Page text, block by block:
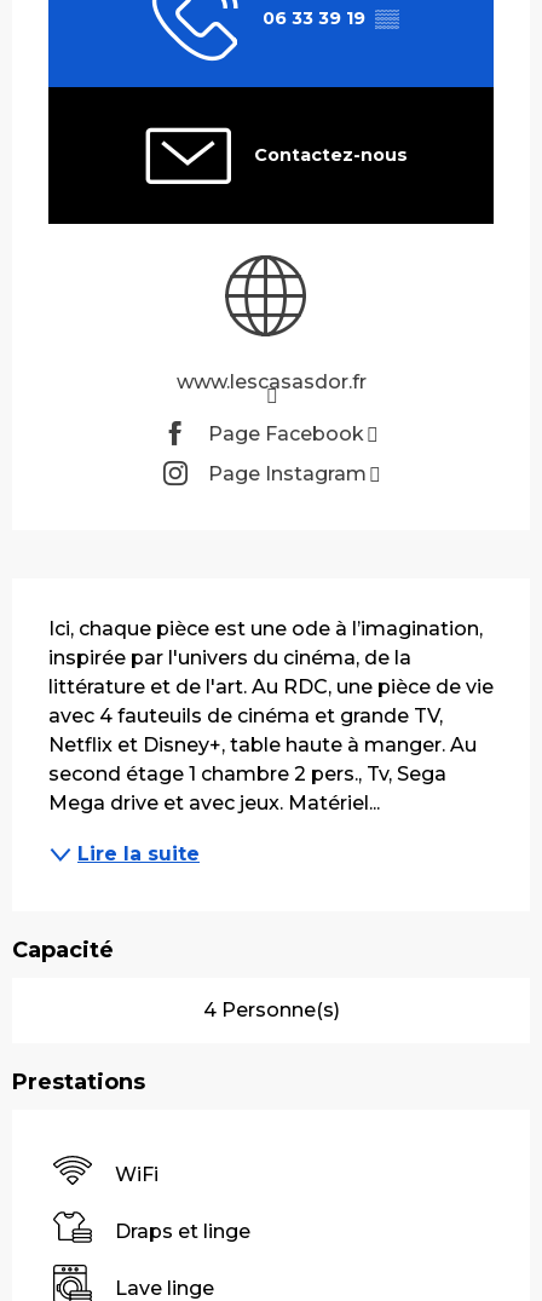
06 33 39 19 ▒▒
Contactez-nous
www.lescasasdor.fr
Page Facebook
Page Instagram
Ici, chaque pièce est une ode à l’imagination,
inspirée par l'univers du cinéma, de la
littérature et de l'art. Au RDC, une pièce de vie
avec 4 fauteuils de cinéma et grande TV,
Netflix et Disney+, table haute à manger. Au
second étage 1 chambre 2 pers., Tv, Sega
Mega drive et avec jeux. Matériel...
Lire la suite
Capacité
4 Personne(s)
Prestations
WiFi
Draps et linge
Lave linge